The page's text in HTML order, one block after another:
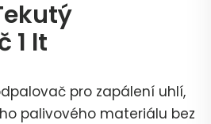
1 lt
pro zapálení uhlí,
palivového materiálu bez